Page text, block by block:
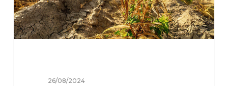
26/08/2024